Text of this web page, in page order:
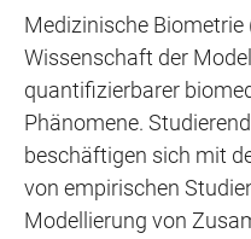
Medizinische
Wissenschaft der
quantifizierbarer
Phänomene.
beschäftigen sich mit
von empirischen
Modellierung von